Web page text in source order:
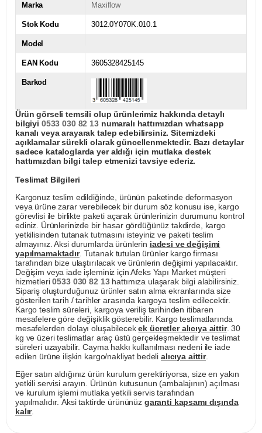
Marka Maxiflow
Stok Kodu 3012.0Y070K.010.1
Model
EAN Kodu 3605328425145
Barkod
Ürün görseli temsili olup ürünlerimiz hakkında detaylı
bilgiyi 0533 030 82 13numaralı hattımızdan whatsapp
kanalı veya arayarak talep edebilirsiniz. Sitemizdeki
açıklamalar sürekli olarak güncellenmektedir. Bazı detaylar
sadece kataloglarda yer aldığı için mutlaka destek
hattımızdan bilgi talep etmenizi tavsiye ederiz.
Teslimat Bilgileri
Kargonuz teslim edildiğinde, ürünün paketinde deformasyon
veya ürüne zarar verebilecek bir durum söz konusu ise, kargo
görevlisi ile birlikte paketi açarak ürünlerinizin durumunu kontrol
ediniz. Ürünlerinizde bir hasar gördüğünüz takdirde, kargo
yetkilisinden tutanak tutmasını isteyiniz ve paketi teslim
almayınız. Aksi durumlarda ürünlerin iadesi ve değişimi
yapılmamaktadır. Tutanak tutulan ürünler kargo firması
tarafından bize ulaştırılacak ve ürünlerin değişimi yapılacaktır.
Değişim veya iade işleminiz için Afeks Yapı Market müşteri
hizmetleri0533 030 82 13hattımıza ulaşarak bilgi alabilirsiniz.
Sipariş oluşturduğunuz ürünler satın alma ekranlarında size
gösterilen tarih / tarihler arasında kargoya teslim edilecektir.
Kargo teslim süreleri, kargoya veriliş tarihinden itibaren
mesafelere göre değişiklik gösterebilir. Kargo teslimatlarında
mesafelerden dolayı oluşabilecekek ücretler alıcıya aittir. 30
kg ve üzeri teslimatlar araç üstü gerçekleşmektedir ve teslimat
süreleri uzayabilir. Cayma hakkı kullanılması nedeni ile iade
edilen ürüne ilişkin kargo/nakliyat bedeli alıcıya aittir.
Eğer satın aldığınız ürün kurulum gerektiriyorsa, size en yakın
yetkili servisi arayın. Ürünün kutusunun (ambalajının) açılması
ve kurulum işlemi mutlaka yetkili servis tarafından
yapılmalıdır. Aksi taktirde ürününüz garanti kapsamı dışında
kalır.